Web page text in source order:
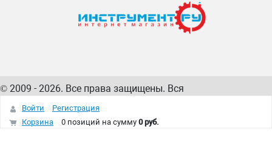
© 2009 - 2026. Все права защищены. Вся
информация на сайте – собственность
интернет-магазина
Войти
Регистрация
Корзина
0 позиций на сумму 0 руб.